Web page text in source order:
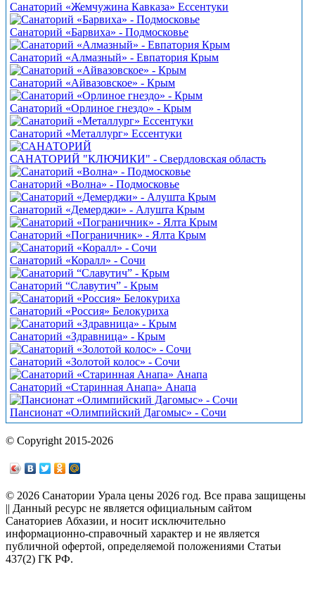
Санаторий «Жемчужина Кавказа» Ессентуки
Санаторий «Барвиха» - Подмосковье
Санаторий «Алмазный» - Евпатория Крым
Санаторий «Айвазовское» - Крым
Санаторий «Орлиное гнездо» - Крым
Санаторий «Металлург» Ессентуки
САНАТОРИЙ "КЛЮЧИКИ" - Свердловская область
Санаторий «Волна» - Подмосковье
Санаторий «Демерджи» - Алушта Крым
Санаторий «Пограничник» - Ялта Крым
Санаторий «Коралл» - Сочи
Санаторий “Славутич” - Крым
Санаторий «Россия» Белокуриха
Санаторий «Здравница» - Крым
Санаторий «Золотой колос» - Сочи
Санаторий «Старинная Анапа» Анапа
Пансионат «Олимпийский Дагомыс» - Сочи
© Copyright 2015-2026
© 2026 Санатории Урала цены 2026 год. Все права защищены
|| Данный ресурс не является официальным сайтом
Санаториев Абхазии, и носит исключительно
информационно-справочный характер и не является
публичной офертой, определяемой положениями Статьи
437(2) ГК РФ.